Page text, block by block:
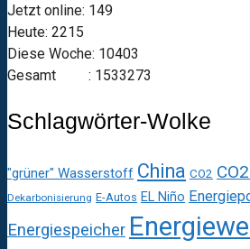
Jetzt online: 149
Heute: 2215
Diese Woche: 10403
Gesamt : 1533273
Schlagwörter-Wolke
"grüner" Wasserstoff China CO2
Dekarbonisierung E-Autos EL Niño
Energiespeicher